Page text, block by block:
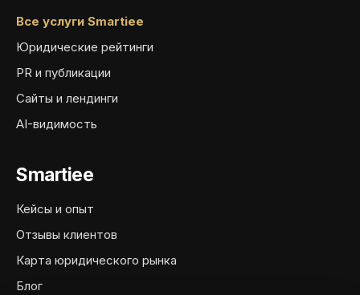
Все услуги Smartiee
Юридические рейтинги
PR и публикации
Сайты и лендинги
AI-видимость
Smartiee
Кейсы и опыт
Отзывы клиентов
Карта юридического рынка
Блог